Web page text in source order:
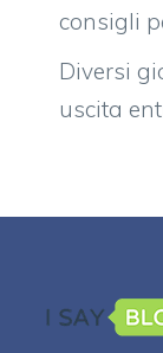
consigli
Diversi
uscita